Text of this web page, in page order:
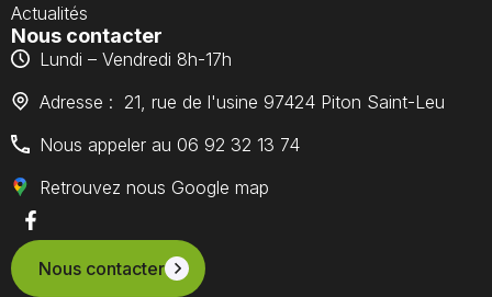
Actualités
Nous contacter
Lundi – Vendredi 8h-17h
Adresse : 21, rue de l'usine 97424 Piton Saint-Leu
Nous appeler au 06 92 32 13 74
Retrouvez nous Google map
Nous contacter